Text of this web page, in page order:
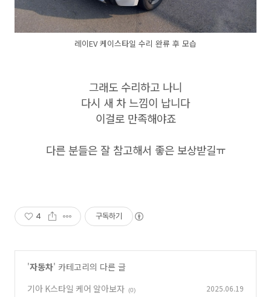
레이EV 케이스타일 수리 완류 후 모습
그래도 수리하고 나니
다시 새 차 느낌이 납니다
이걸로 만족해야죠
다른 분들은 잘 참고해서 좋은 보상받길ㅠ
4 구독하기
'자동차' 카테고리의 다른 글
기아 K스타일 케어 알아보자 (0) 2025.06.19